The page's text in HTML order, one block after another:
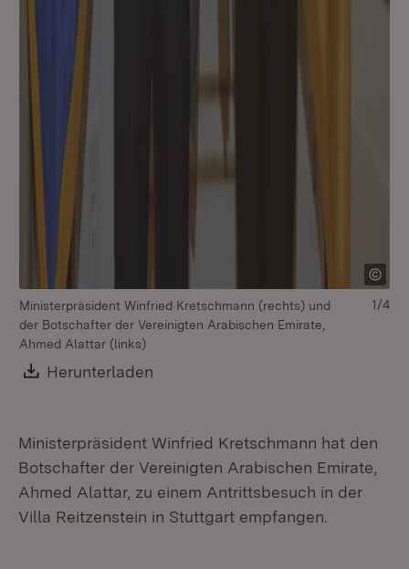
Ministerpräsident Winfried Kretschmann (rechts) und
der Botschafter der Vereinigten Arabischen Emirate,
Ahmed Alattar (links)
Download:
Herunterladen
1/4
Ministerpräsident Winfried Kretschmann hat den
Botschafter der Vereinigten Arabischen Emirate,
Ahmed Alattar, zu einem Antrittsbesuch in der
Villa Reitzenstein in Stuttgart empfangen.